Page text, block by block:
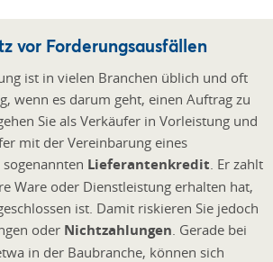
vor Forderungsausfällen
ist in vielen Branchen üblich und oft
wenn es darum geht, einen Auftrag zu
Sie als Verkäufer in Vorleistung und
mit der Vereinbarung eines
Lieferantenkredit . Er zahlt
Ware oder Dienstleistung erhalten hat,
ist. Damit riskieren Sie jedoch
oder Nichtzahlungen . Gerade bei
in der Baubranche, können sich